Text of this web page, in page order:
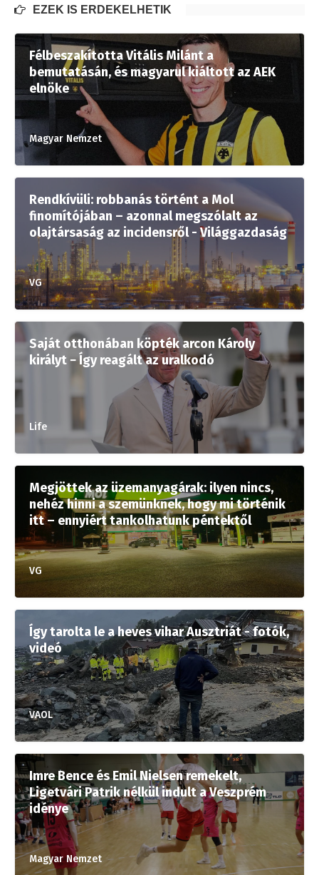
EZEK IS ÉRDEKELHETIK
Félbeszakította Vitális Milánt a
bemutatásán, és magyarul kiáltott az AEK
elnöke
Magyar Nemzet
Rendkívüli: robbanás történt a Mol
finomítójában – azonnal megszólalt az
olajtársaság az incidensről - Világgazdaság
VG
Saját otthonában köpték arcon Károly
királyt − Így reagált az uralkodó
Life
Megjöttek az üzemanyagárak: ilyen nincs,
nehéz hinni a szemünknek, hogy mi történik
itt – ennyiért tankolhatunk péntektől
VG
Így tarolta le a heves vihar Ausztriát - fotók,
videó
VAOL
Imre Bence és Emil Nielsen remekelt,
Ligetvári Patrik nélkül indult a Veszprém
idénye
Magyar Nemzet